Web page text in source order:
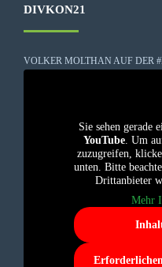
DIVKON21
VOLKER MOLTHAN AUF DER
Sie sehen gerade
YouTube. Um
zuzugreifen,
unten. Bitte
Drittanbieter
Mehr